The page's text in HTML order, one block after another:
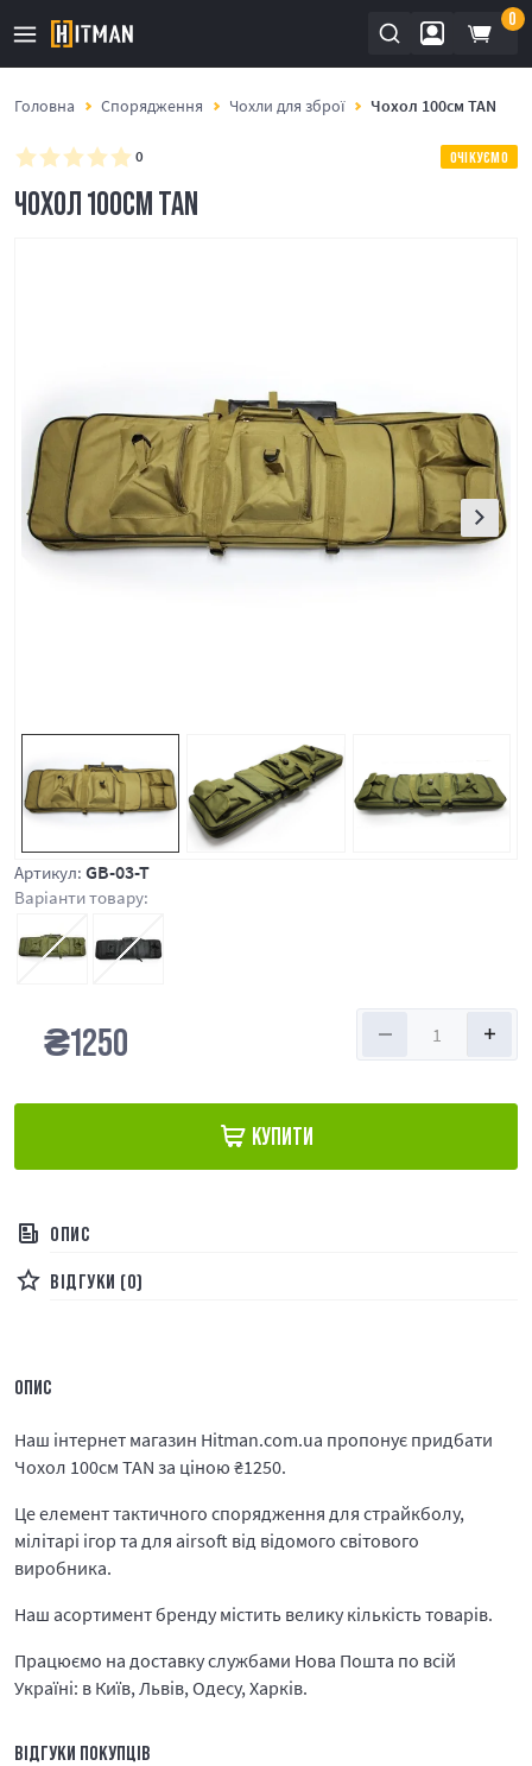
0
Головна Спорядження Чохли для зброї Чохол 100см TAN
0 ОЧІКУЄМО
ЧОХОЛ 100СМ TAN
Артикул: GB-03-T
Варіанти товару:
₴1250
КУПИТИ
ОПИС
ВІДГУКИ (0)
ОПИС
Наш інтернет магазин Hitman.com.ua пропонує придбати
Чохол 100см TAN за ціною ₴1250.
Це елемент тактичного спорядження для страйкболу,
мілітарі ігор та для airsoft від відомого світового
виробника.
Наш асортимент бренду містить велику кількість товарів.
Працюємо на доставку службами Нова Пошта по всій
Україні: в Київ, Львів, Одесу, Харків.
ВІДГУКИ ПОКУПЦІВ